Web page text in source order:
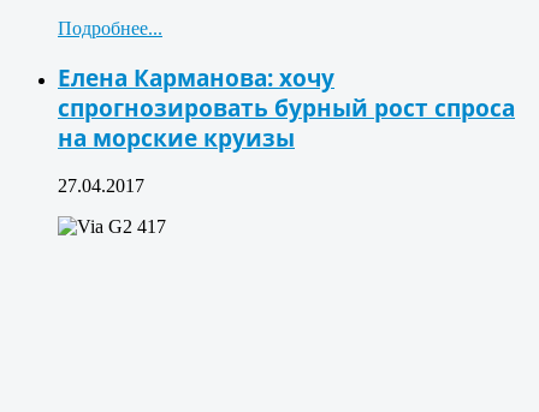
Подробнее...
Елена Карманова: хочу
спрогнозировать бурный рост спроса
на морские круизы
27.04.2017